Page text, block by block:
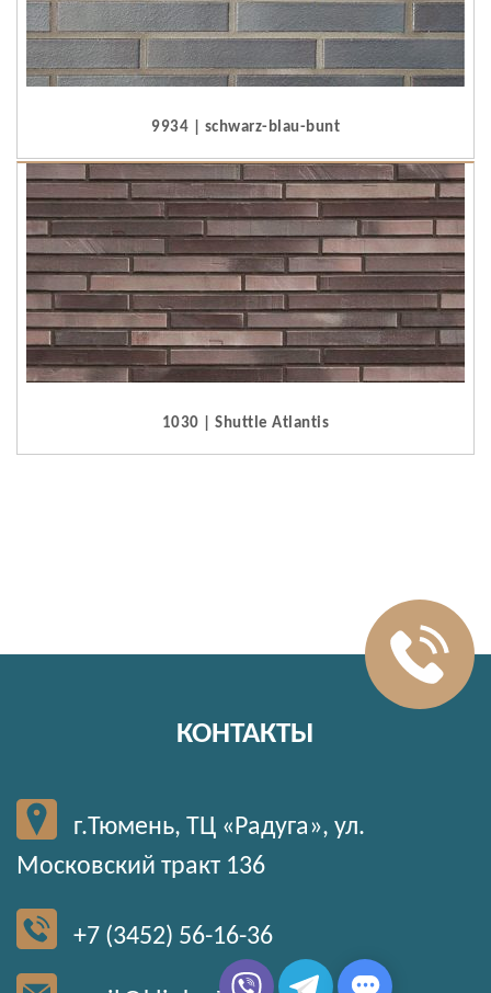
9934 | schwarz-blau-bunt
1030 | Shuttle Atlantis
КОНТАКТЫ
г.Тюмень, ТЦ «Радуга», ул.
Московский тракт 136
+7 (3452) 56-16-36